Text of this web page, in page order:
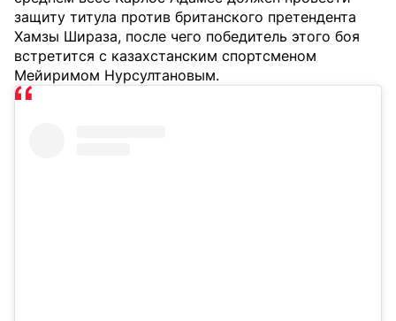
защиту титула против британского претендента
Хамзы Шираза, после чего победитель этого боя
встретится с казахстанским спортсменом
Мейиримом Нурсултановым.